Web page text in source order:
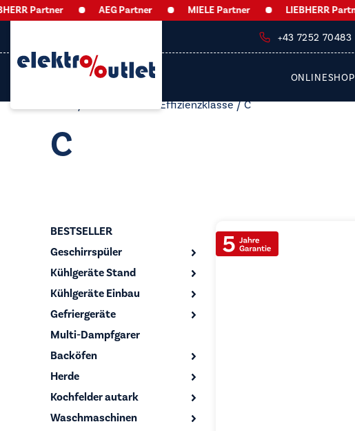
Partner AEG Partner MIELE Partner LIEBHERR Partner
+43 7252 70483
ONLINESHOP
/ Produkt Lüfter Effizienzklasse / C
C
BESTSELLER
Geschirrspüler
Kühlgeräte Stand
Kühlgeräte Einbau
Gefriergeräte
Multi-Dampfgarer
Backöfen
Herde
Kochfelder autark
Waschmaschinen